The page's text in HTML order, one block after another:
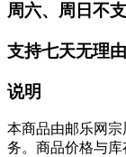
周六、周日不
支持七天无理
说明
本商品由邮乐网
务。商品价格与